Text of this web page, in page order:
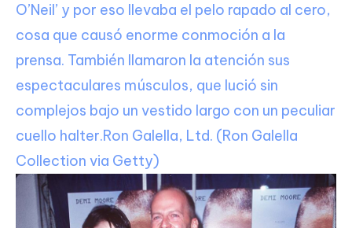
O’Neil’ y por eso llevaba el pelo rapado al cero,
cosa que causó enorme conmoción a la
prensa. También llamaron la atención sus
espectaculares músculos, que lució sin
complejos bajo un vestido largo con un peculiar
cuello halter.Ron Galella, Ltd. (Ron Galella
Collection via Getty)